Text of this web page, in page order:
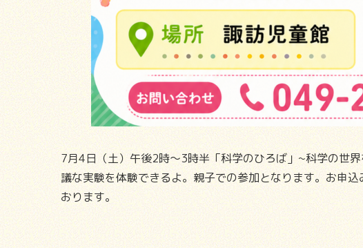
7月4日（土）午後2時～3時半「科学のひろば」~科学の世
議な実験を体験できるよ。親子での参加となります。お申
おります。